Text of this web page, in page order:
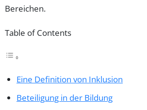
Bereichen.
Table of Contents
Eine Definition von Inklusion
Beteiligung in der Bildung